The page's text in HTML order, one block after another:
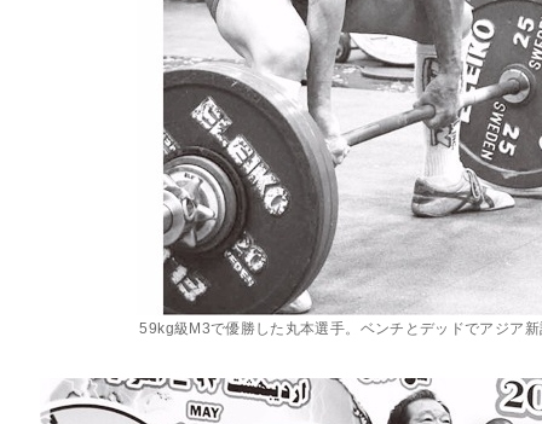
59kg級M3で優勝した丸本選手。ベンチとデッドでアジア